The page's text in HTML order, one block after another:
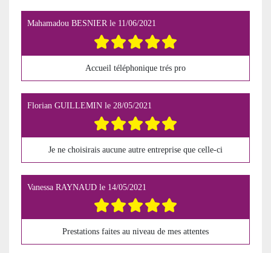
Mahamadou BESNIERle 11/06/2021
Accueil téléphonique trés pro
Florian GUILLEMIN le 28/05/2021
Je ne choisirais aucune autre entreprise que celle-ci
Vanessa RAYNAUD le 14/05/2021
Prestations faites au niveau de mes attentes